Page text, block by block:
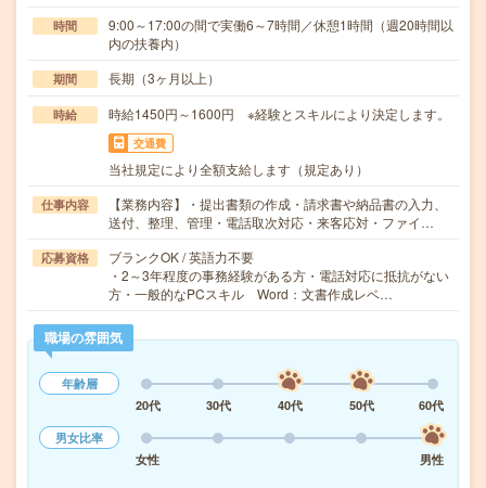
時間
9:00～17:00の間で実働6～7時間／休憩1時間（週20時間以
内の扶養内）
期間 長期（3ヶ月以上）
時給 時給1450円～1600円 ※経験とスキルにより決定します。
交通費
当社規定により全額支給します（規定あり）
仕事内容
【業務内容】・提出書類の作成・請求書や納品書の入力、
送付、整理、管理・電話取次対応・来客応対・ファイ…
応募資格
ブランクOK / 英語力不要
・2～3年程度の事務経験がある方・電話対応に抵抗がない
方・一般的なPCスキル Word：文書作成レベ…
職場の雰囲気
年齢層
20代
30代 40代 50代
60代
男女比率
女性
男性